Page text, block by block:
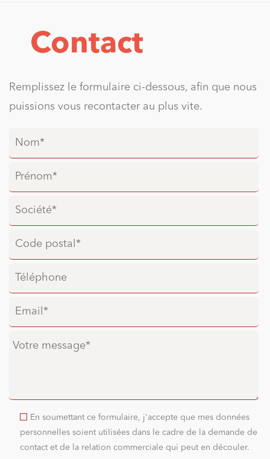
Contact
Remplissez le formulaire ci-dessous, afin que nous
puissions vous recontacter au plus vite.
En soumettant ce formulaire, j'accepte que mes données
personnelles soient utilisées dans le cadre de la demande de
contact et de la relation commerciale qui peut en découler.